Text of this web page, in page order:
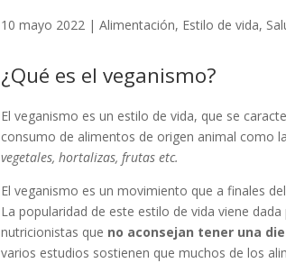
10 mayo 2022| Alimentación, Estilo de vida,
¿Qué es el veganismo?
El veganismo es un estilo de vida, que se
consumo de alimentos de origen animal como
vegetales, hortalizas, frutas etc.
El veganismo es un movimiento que a finales
La popularidad de este estilo de vida viene
nutricionistas que no aconsejan tener una
varios estudios sostienen que muchos de los